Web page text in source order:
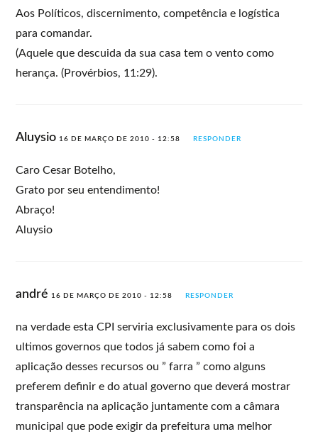
Aos Políticos, discernimento, competência e logística
para comandar.
(Aquele que descuida da sua casa tem o vento como
herança. (Provérbios, 11:29).
Aluysio 16 DE MARÇO DE 2010 - 12:58 RESPONDER
Caro Cesar Botelho,
Grato por seu entendimento!
Abraço!
Aluysio
andré 16 DE MARÇO DE 2010 - 12:58 RESPONDER
na verdade esta CPI serviria exclusivamente para os dois
ultimos governos que todos já sabem como foi a
aplicação desses recursos ou ” farra ” como alguns
preferem definir e do atual governo que deverá mostrar
transparência na aplicação juntamente com a câmara
municipal que pode exigir da prefeitura uma melhor